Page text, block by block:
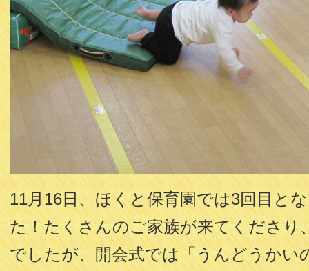
11月16日、ほくと保育園では3回目と
た！たくさんのご家族が来てくださり
でしたが、開会式では「うんどうかい